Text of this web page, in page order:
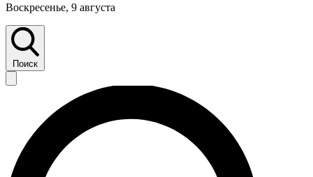
Воскресенье, 9 августа
Поиск